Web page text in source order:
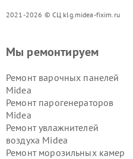
2021-2026 © СЦ klg.midea-fixim.ru
Мы ремонтируем
Ремонт варочных панелей
Midea
Ремонт парогенераторов
Midea
Ремонт увлажнителей
воздуха Midea
Ремонт морозильных камер